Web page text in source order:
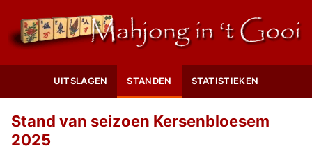
UITSLAGEN STANDEN STATISTIEKEN
Stand van seizoen Kersenbloesem
2025